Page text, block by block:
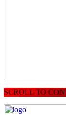
SCROLL TO